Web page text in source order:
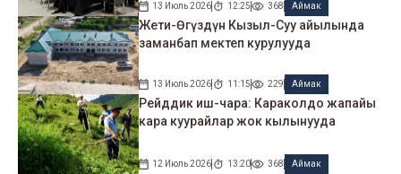
13 Июль 2026 12:25 368 Аймак
Жети-Өгүздүн Кызыл-Суу айылында
заманбап мектеп курулууда
13 Июль 2026 11:15 229 Аймак
Рейддик иш-чара: Караколдо жапайы
кара куурайлар жок кылынууда
12 Июль 2026 13:20 368 Аймак